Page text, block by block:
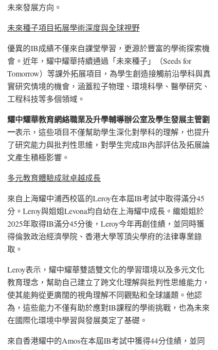
未來發展方向。
未來種子項目拓展學術深度與全球視野
優異的IB成績不僅來自課堂學習，更源於豐富的學術探索機
會。近年，耀中耀華持續通過「未來種子」（Seeds for
Tomorrow）等課外拓展項目，為學生創造接觸前沿學科與真
實研究情境的機會，涵蓋粒子物理、環境科學、醫學研究、
工程科技等多個領域。
耀中耀華教育網絡職業及升學輔導辦公室及學生發展主管劉
一表示，這些項目不僅幫助學生深化對學科的理解，也提升
了研究能力與批判性思維，對學生完成IB內部評估及拓展論
文產生積極影響。
多元教育體驗成就卓越成長
來自上海耀中浦西校區的Leroy在本屆IB考試中取得滿分45
分。Leroy與姐姐Levona均自幼在上海耀中成長。繼姐姐於
2025年取得IB滿分45分後，Leroy今年再創佳績，並同時獲
得倫敦政治經濟學院、香港大學等頂尖學府的法律專業錄
取。
Leroy表示，耀中耀華雙語雙文化的學習環境以及多元文化
教育理念，幫助自己建立了跨文化理解與批判性思維能力，
使其能夠從更廣闊的視角理解不同觀點和全球議題。他認
為，這些能力不僅有助於應對IB課程的學術挑戰，也為未來
在國際化環境中學習與發展奠定了基礎。
來自香港耀中的Amos在本屆IB考試中獲得44分佳績，並同